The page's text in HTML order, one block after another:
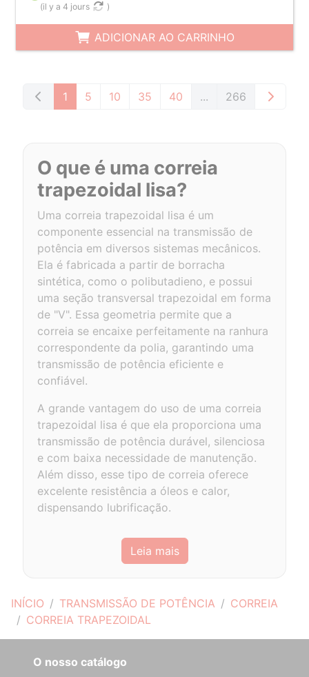
INÍCIO TRANSMISSÃO DE POTÊNCIA
CORREIA
CORREIA TRAPEZOIDAL
(il y a 4 jours )
ADICIONAR AO CARRINHO
1 5 10 35 40 ... 266
O que é uma correia
trapezoidal lisa?
Uma correia trapezoidal lisa é um
componente essencial na transmissão de
potência em diversos sistemas mecânicos.
Ela é fabricada a partir de borracha
sintética, como o polibutadieno, e possui
uma seção transversal trapezoidal em forma
de "V". Essa geometria permite que a
correia se encaixe perfeitamente na ranhura
correspondente da polia, garantindo uma
transmissão de potência eficiente e
confiável.
A grande vantagem do uso de uma correia
trapezoidal lisa é que ela proporciona uma
transmissão de potência durável, silenciosa
e com baixa necessidade de manutenção.
Além disso, esse tipo de correia oferece
excelente resistência a óleos e calor,
dispensando lubrificação.
Leia mais
O nosso catálogo